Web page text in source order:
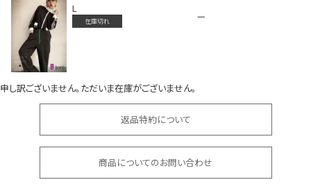
インスタ写真投稿キャンペーン！
L
在庫切れ —
申し訳ございません。ただいま在庫がございません。
返品特約について
商品についてのお問い合わせ